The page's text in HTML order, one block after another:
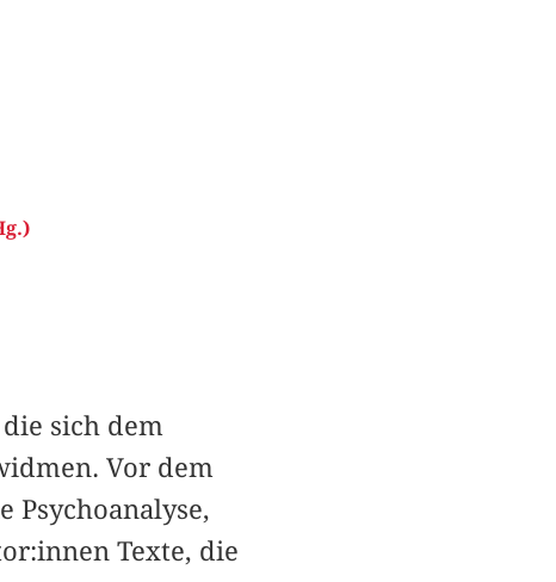
sich dem
Vor dem
Psychoanalyse,
Texte, die